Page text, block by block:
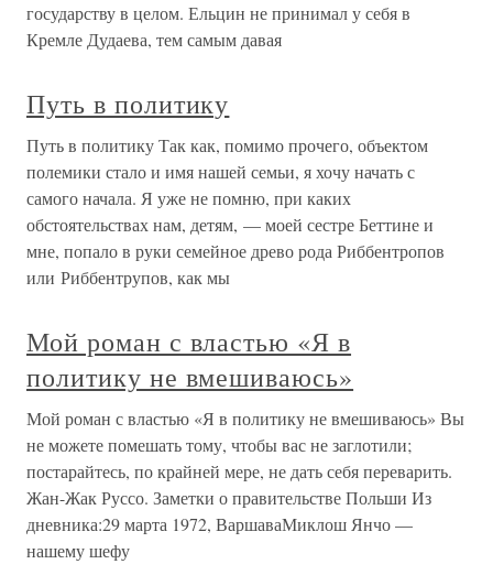
государству в целом. Ельцин не принимал у себя в
Кремле Дудаева, тем самым давая
Путь в политику
Путь в политику Так как, помимо прочего, объектом
полемики стало и имя нашей семьи, я хочу начать с
самого начала. Я уже не помню, при каких
обстоятельствах нам, детям, — моей сестре Беттине и
мне, попало в руки семейное древо рода Риббентропов
или Риббентрупов, как мы
Мой роман с властью «Я в
политику не вмешиваюсь»
Мой роман с властью «Я в политику не вмешиваюсь» Вы
не можете помешать тому, чтобы вас не заглотили;
постарайтесь, по крайней мере, не дать себя переварить.
Жан-Жак Руссо. Заметки о правительстве Польши Из
дневника:29 марта 1972, ВаршаваМиклош Янчо —
нашему шефу